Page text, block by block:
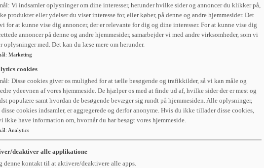
Vi indsamler oplysninger om dine interesser, herunder hvilke sider og annoncer du klikker på,
produkter eller ydelser du viser interesse for, eller køber, på denne og andre hjemmesider. Det
for at kunne vise dig annoncer, der er relevante for dig og dine interesser. For at kunne vise dig
annoncer på denne og andre hjemmesider, samarbejder vi med andre virksomheder, som vi
oplysninger med. Det kan du læse mere om herunder.
: Marketing
cookies
Disse cookies giver os mulighed for at tælle besøgende og trafikkilder, så vi kan måle og
ydeevnen af vores hjemmeside. De hjælper os med at finde ud af, hvilke sider der er mest og
populære samt hvordan de besøgende bevæger sig rundt på hjemmesiden. Alle oplysninger,
disse cookies indsamler, er aggregerede og derfor anonyme. Hvis du ikke tillader disse cookies,
ikke have information om, hvornår du har besøgt vores hjemmeside.
: Analytics
deaktiver alle applikatione
denne kontakt til at aktivere/deaktivere alle apps.